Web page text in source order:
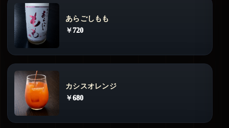
あらごしもも
￥720
カシスオレンジ
￥680